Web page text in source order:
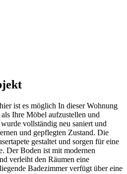
ist es möglich In dieser Wohnung
Ihre Möbel aufzustellen und
vollständig neu saniert und
und gepflegten Zustand. Die
gestaltet und sorgen für eine
Der Boden ist mit modernen
verleiht den Räumen eine
Badezimmer verfügt über eine